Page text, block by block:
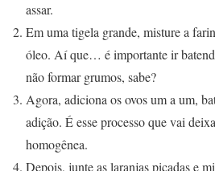
assar.
Em uma tigela grande, misture a
óleo. Aí que… é importante ir
não formar grumos, sabe?
Agora, adiciona os ovos um a um,
adição. É esse processo que vai
homogênea.
Depois, junte as laranjas picadas e